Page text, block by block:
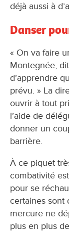
déjà aussi à
Danser
« On va faire
Montegnée,
d’apprendre
prévu. » La
ouvrir à tout
l’aide de
donner un
barrière.
À ce piquet
combativité
pour se
certaines sont
mercure ne
plus en plus